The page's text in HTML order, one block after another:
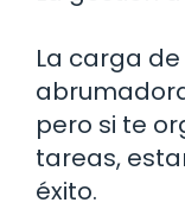
La carga
pero si te
tareas,
éxito.